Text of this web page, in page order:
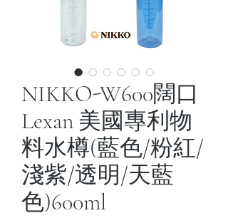
NIKKO-W600闊口
Lexan 美國專利物
料水樽(藍色/粉紅/
淺紫/透明/天藍
色)600ml